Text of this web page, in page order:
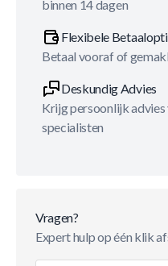
binnen 14 dagen
Flexibele
Betaal vooraf of
Deskundig Advies
Krijg persoonlijk advies
specialisten
Vragen?
Expert hulp op één klik